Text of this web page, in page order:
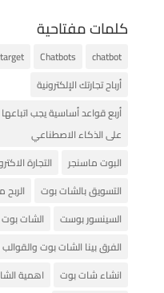
كلمات مفتاحية
chatbot
Chatbots
أرباح تجارتك الإلكترونية
على الذكاء الاصطناعي
البوت ماسنجر
التجارة
التسويق بالشات بوت
السينسور بوست
الشات
الفرق بينا الشات بوت
انشاء شات بوت
اهمية